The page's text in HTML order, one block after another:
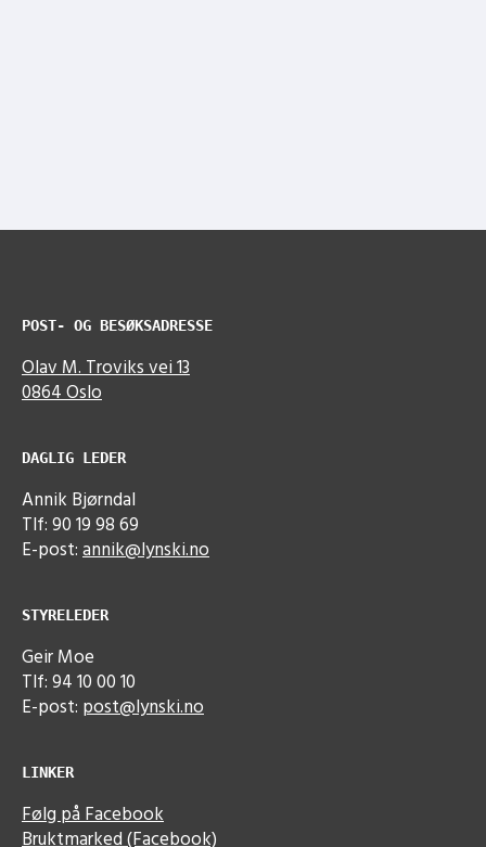
POST- OG BESØKSADRESSE
Olav M. Troviks vei 13
0864 Oslo
DAGLIG LEDER
Annik Bjørndal
Tlf: 90 19 98 69
E-post:annik@lynski.no
STYRELEDER
Geir Moe
Tlf: 94 10 00 10
E-post: post@lynski.no
LINKER
Følg på Facebook
Bruktmarked (Facebook)